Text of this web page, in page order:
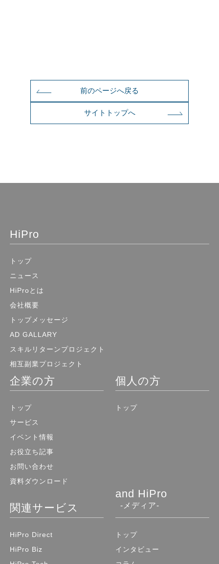
前のページへ戻る
サイトトップへ
HiPro
トップ
ニュース
HiProとは
会社概要
トップメッセージ
AD GALLARY
スキルリターンプロジェクト
相互副業プロジェクト
企業の方
トップ
サービス
イベント情報
お役立ち記事
お問い合わせ
資料ダウンロード
個人の方
トップ
関連サービス
HiPro Direct
HiPro Biz
and HiPro
-メディア-
トップ
インタビュー